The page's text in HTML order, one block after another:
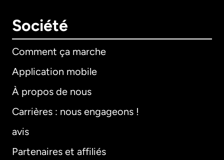
Société
Comment ça marche
Application mobile
À propos de nous
Carrières : nous engageons !
avis
Partenaires et affiliés